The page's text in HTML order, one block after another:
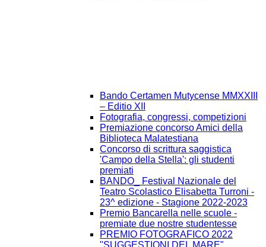
Bando Certamen Mutycense MMXXIII
– Editio XII
Fotografia, congressi, competizioni
Premiazione concorso Amici della
Biblioteca Malatestiana
Concorso di scrittura saggistica
'Campo della Stella': gli studenti
premiati
BANDO_ Festival Nazionale del
Teatro Scolastico Elisabetta Turroni -
23^ edizione - Stagione 2022-2023
Premio Bancarella nelle scuole -
premiate due nostre studentesse
PREMIO FOTOGRAFICO 2022